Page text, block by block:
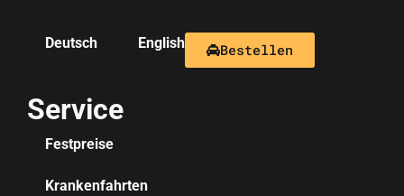
Deutsch English Bestellen
Service
Festpreise
Krankenfahrten